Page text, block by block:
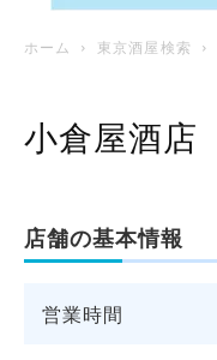
ホーム 東京酒屋検索
小倉屋酒店
店舗の基本情報
営業時間